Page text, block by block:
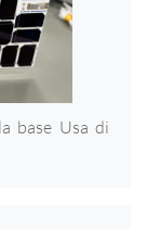
base Usa di